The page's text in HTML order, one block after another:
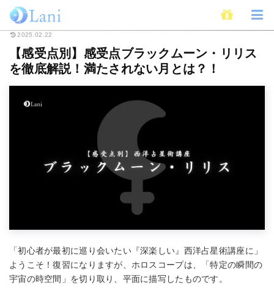
ホーム 占い 【感受点別】感受
2025.02.22
【感受点別】感受点ブラックムーン・リリス
を徹底解説！満たされない月とは？！
「初心者が最初に巡り会いたい『深楽しい』西洋占星術講座に」
ようこそ！復習になりますが、ホロスコープは、「特定の瞬間の
宇宙の時空間」を切り取り、平面に描写したものです。